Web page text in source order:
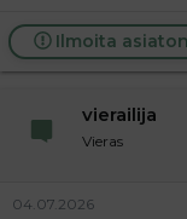
Ilmoita
vierailija
Vieras
04.07.2026